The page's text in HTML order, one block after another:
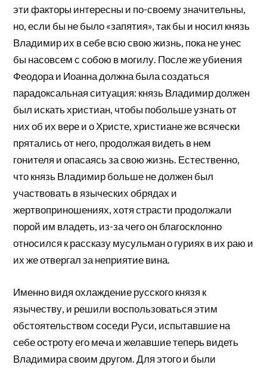
эти факторы интересны и по-своему значительны,
но, если бы не было «запятия», так бы и носил князь
Владимир их в себе всю свою жизнь, пока не унес
бы насовсем с собою в могилу. После же убиения
Феодора и Иоанна должна была создаться
парадоксальная ситуация: князь Владимир должен
был искать христиан, чтобы побольше узнать от
них об их вере и о Христе, христиане же всячески
прятались от него, продолжая видеть в нем
гонителя и опасаясь за свою жизнь. Естественно,
что князь Владимир больше не должен был
участвовать в языческих обрядах и
жертвоприношениях, хотя страсти продолжали
порой им владеть, из-за чего он благосклонно
относился к рассказу мусульман о гуриях в их раю и
их же отвергал за неприятие вина.
Именно видя охлаждение русского князя к
язычеству, и решили воспользоваться этим
обстоятельством соседи Руси, испытавшие на
себе остроту его меча и желавшие теперь видеть
Владимира своим другом. Для этого и были